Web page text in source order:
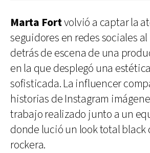
Marta Fortvolvió a captar la
seguidores en redes sociales
detrás de escena de una
en la que desplegó una
sofisticada. La influencer
historias de Instagram
trabajo realizado junto a un
donde lució un look total
rockera.